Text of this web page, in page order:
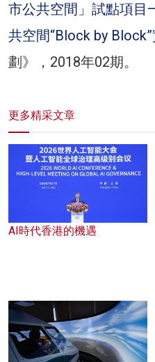
市公共空間」試點項
共空間“Block by Block”
劃》，2018年02期。
更多精采文章
AI時代香港的機遇